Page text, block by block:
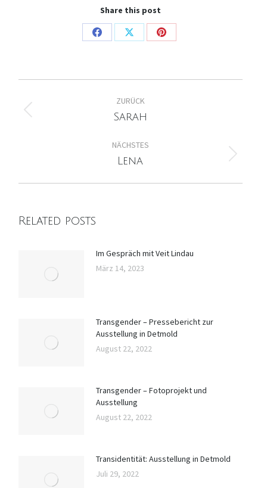
Share this post
Share
Share
Share
Kommentarnavigation
ZURÜCK
Vorheriger
Sarah
NÄCHSTES
Nächster
Lena
Related posts
Im Gespräch mit Veit Lindau
März 14, 2023
Transgender – Pressebericht zur
Ausstellung in Detmold
August 22, 2022
Transgender – Fotoprojekt und
Ausstellung
August 22, 2022
Transidentität: Ausstellung in Detmold
Juli 29, 2022